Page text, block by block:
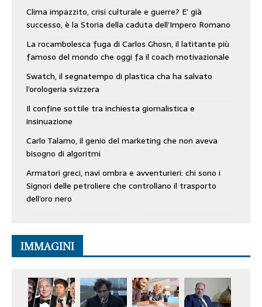
Clima impazzito, crisi culturale e guerre? E’ già
successo, è la Storia della caduta dell’Impero Romano
La rocambolesca fuga di Carlos Ghosn, il latitante più
famoso del mondo che oggi fa il coach motivazionale
Swatch, il segnatempo di plastica cha ha salvato
l’orologeria svizzera
Il confine sottile tra inchiesta giornalistica e
insinuazione
Carlo Talamo, il genio del marketing che non aveva
bisogno di algoritmi
Armatori greci, navi ombra e avventurieri: chi sono i
Signori delle petroliere che controllano il trasporto
dell’oro nero
IMMAGINI